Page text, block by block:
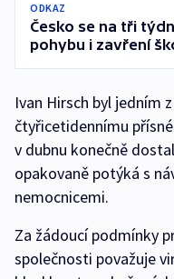
ODKAZ
Česko se na tři
pohybu i zavření
Ivan Hirsch byl jedním
čtyřicetidennímu
v dubnu konečně
opakovaně potýká s
nemocnicemi.
Za žádoucí podmínky
společnosti považuje